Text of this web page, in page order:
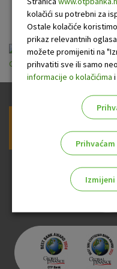
kolačići su potrebni za
Ostale kolačiće
prikaz relevantnih
možete promijeniti na
prihvatiti sve ili samo
informacije o kolačićima
Izmijeni